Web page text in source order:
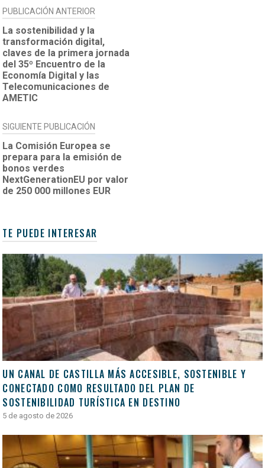
NAVEGACIÓN
DE
ENTRADAS
PUBLICACIÓN ANTERIOR
La sostenibilidad y la
transformación digital,
claves de la primera jornada
del 35º Encuentro de la
Economía Digital y las
Telecomunicaciones de
AMETIC
SIGUIENTE PUBLICACIÓN
La Comisión Europea se
prepara para la emisión de
bonos verdes
NextGenerationEU por valor
de 250 000 millones EUR
TE PUEDE INTERESAR
UN CANAL DE CASTILLA MÁS ACCESIBLE, SOSTENIBLE Y
CONECTADO COMO RESULTADO DEL PLAN DE
SOSTENIBILIDAD TURÍSTICA EN DESTINO
5 de agosto de 2026